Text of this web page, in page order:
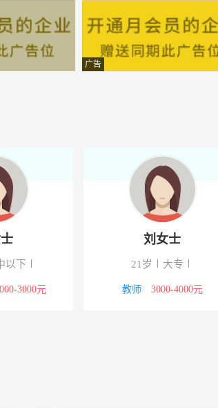
广告
以下
3000元
刘女士
21岁 大专
教师 3000-4000元